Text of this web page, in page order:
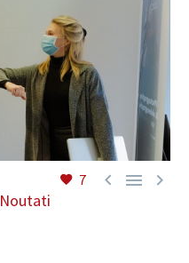
7   
Noutati